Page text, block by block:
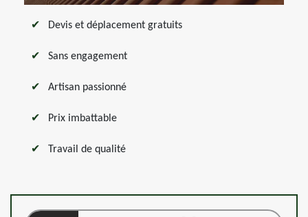
Devis et déplacement gratuits
Sans engagement
Artisan passionné
Prix imbattable
Travail de qualité